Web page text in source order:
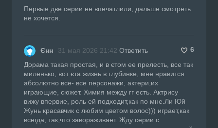
Первые две серии не впечатлили, дальше смотреть
не хочется.
Єнн 31 мая 2026 21:42 Ответить
6
Дорама такая простая, и в єтом ее прелесть, все так
миленько, вот єта жизнь в глубинке, мне нравится
абсолютно все- все персонажи, актери,их
играющие, сюжет. Химия между гг есть. Актрису
вижу впервие, роль ей подходит,как по мне.Ли Юй
Жунь красавчик с любим цветом волос))) играет,как
всегда, так,что завораживает. Жду серии с